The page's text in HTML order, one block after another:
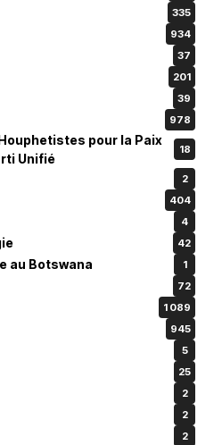
335
934
37
201
39
978
pour la Paix
Unifié
18
2
404
4
42
au Botswana 1
72
1 089
945
5
25
2
2
2